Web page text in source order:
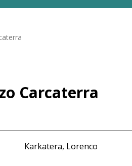
Carcaterra
Karkatera, Lorenco